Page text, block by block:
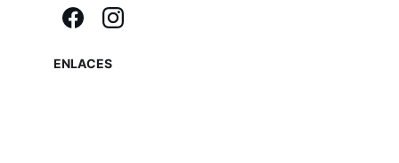
ENLACES